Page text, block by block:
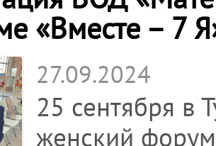
«Вместе – 7
27.09.2024
25 сентября в
женский